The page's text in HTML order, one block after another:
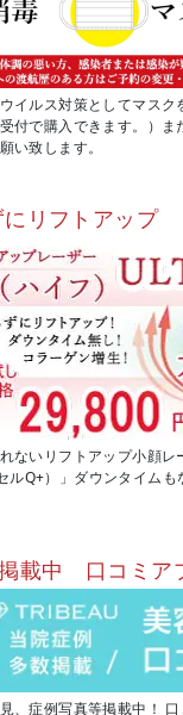
イルス対策としてマスク
付で購入できます。）
い致します。
リフトアップ
ないリフトアップ小顔
ルQ+）」ダウンタイム
載中 口コミア
、症例写真等掲載中！